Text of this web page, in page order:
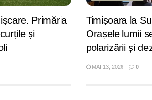
Primăria
și
Timișoara la
Orașele lumii
polarizării și
MAI 13, 2026 0